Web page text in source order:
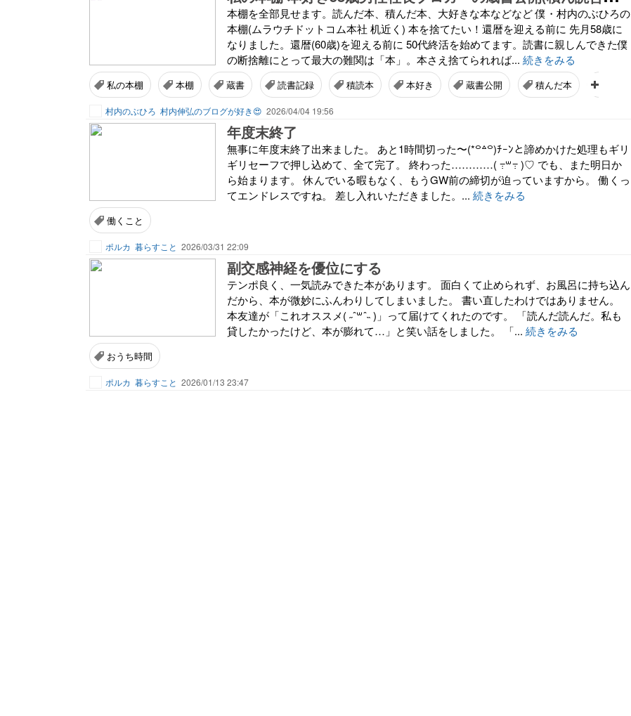
本棚を全部見せます。読んだ本、積んだ本、大好きな本などなど 僕・村内のぶひろの
本棚(ムラウチドットコム本社 机近く) 本を捨てたい！還暦を迎える前に 先月58歳に
なりました。還暦(60歳)を迎える前に 50代終活を始めてます。読書に親しんできた僕
の断捨離にとって最大の難関は「本」。本さえ捨てられれば... 続きをみる
私の本棚 本棚 蔵書 読書記録 積読本 本好き 蔵書公開 積んだ本
村内のぶひろ 村内伸弘のブログが好き😍 2026/04/04 19:56
年度末終了
無事に年度末終了出来ました。 あと1時間切った〜(*꒪꒫꒪)ﾁｰﾝと諦めかけた処理もギリ
ギリセーフで押し込めて、全て完了。 終わった…………( ߹꒳߹ )♡ でも、また明日か
ら始まります。 休んでいる暇もなく、もうGW前の締切が迫っていますから。 働くっ
てエンドレスですね。 差し入れいただきました。... 続きをみる
働くこと
ポルカ 暮らすこと 2026/03/31 22:09
副交感神経を優位にする
テンポ良く、一気読みできた本があります。 面白くて止められず、お風呂に持ち込ん
だから、本が微妙にふんわりしてしまいました。 書い直したわけではありません。
本友達が「これオススメ( ˶ˆ꒳ˆ˵ )」って届けてくれたのです。 「読んだ読んだ。私も
貸したかったけど、本が膨れて…」と笑い話をしました。 「... 続きをみる
おうち時間
ポルカ 暮らすこと 2026/01/13 23:47